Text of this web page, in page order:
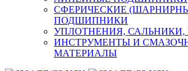
СФЕРИЧЕСКИЕ
ПОДШИПНИКИ
УПЛОТНЕНИЯ,
ИНСТРУМЕНТЫ И
МАТЕРИАЛЫ